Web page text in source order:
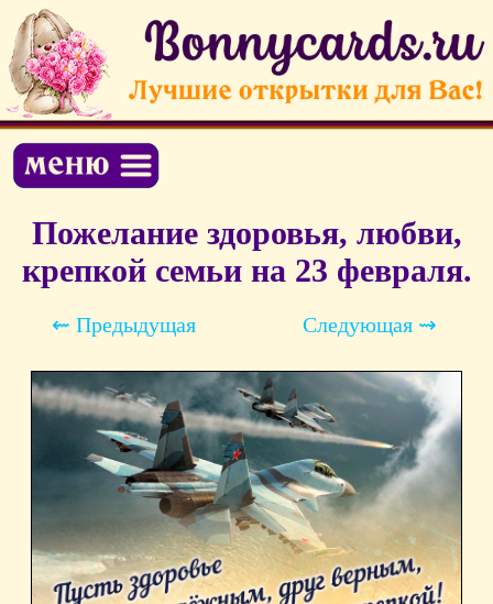
Пожелание здоровья, любви,
крепкой семьи на 23 февраля.
⇜ Предыдущая Следующая ⇝